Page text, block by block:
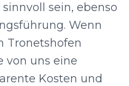
sein, ebenso
Wenn
Tronetshofen
von uns eine
Kosten und